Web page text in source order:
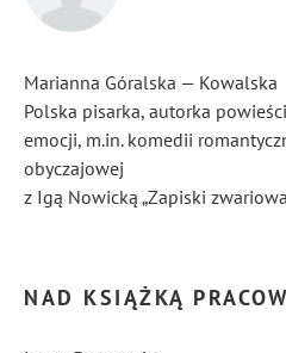
Marianna Góralska — Kowalska
Polska pisarka, autorka
emocji, m.in. komedii
obyczajowej
z Igą Nowicką „Zapiski
NAD KSIĄŻKĄ